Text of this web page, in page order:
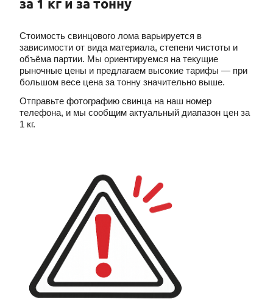
за 1 кг и за тонну
Стоимость свинцового лома варьируется в
зависимости от вида материала, степени чистоты и
объёма партии. Мы ориентируемся на текущие
рыночные цены и предлагаем высокие тарифы — при
большом весе цена за тонну значительно выше.
Отправьте фотографию свинца на наш номер
телефона, и мы сообщим актуальный диапазон цен за
1 кг.